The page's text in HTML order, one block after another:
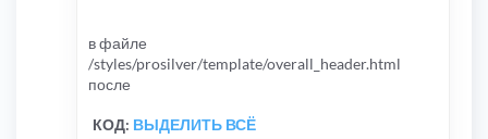
в файле
/styles/prosilver/template/overall_header.html
после
КОД: ВЫДЕЛИТЬ ВСЁ